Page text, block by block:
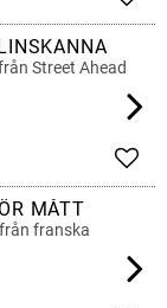
Street Ahead
MÅTT
franska